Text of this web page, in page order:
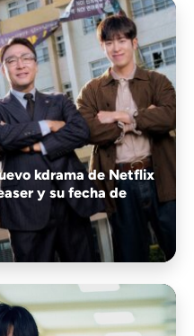
kdrama de Netflix
y su fecha de